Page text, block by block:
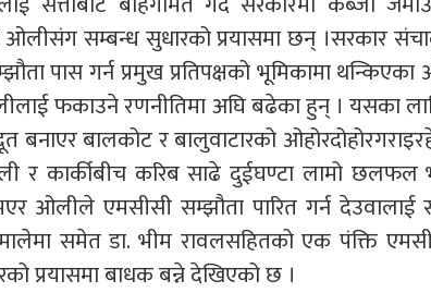
सम्बन्ध सुधारको प्रयासमा छन् ।सरकार
पास गर्न प्रमुख प्रतिपक्षको भूमिकामा
फकाउने रणनीतिमा अघि बढेका हुन् । यसका लागि
बनाएर बालकोट र बालुवाटारको
र कार्कीबीच करिब साढे दुईघण्टा लामो
ओलीले एमसीसी सम्झौता पारित गर्न
समेत डा. भीम रावलसहितको एक पंक्ति
प्रयासमा बाधक बन्ने देखिएको छ ।